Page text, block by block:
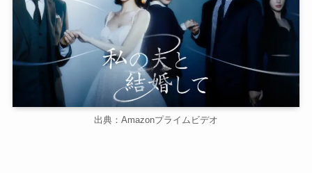
出典：Amazonプライムビデオ